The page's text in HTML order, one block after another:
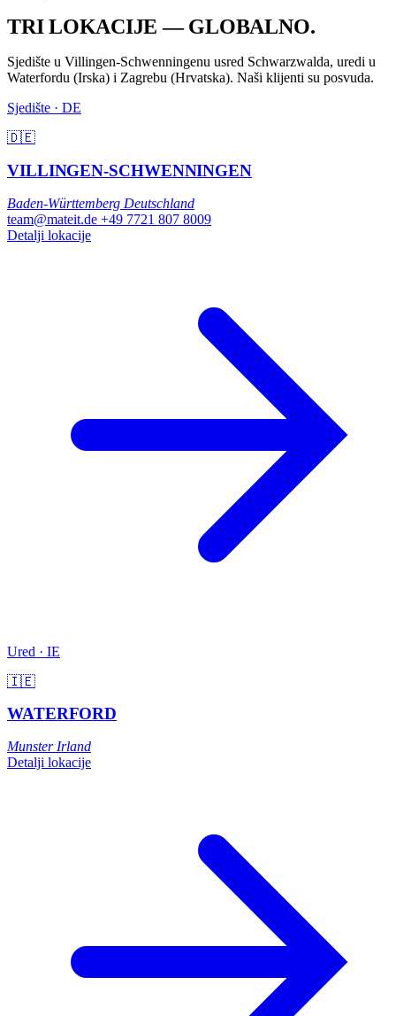
TRI LOKACIJE —GLOBALNO.
Sjedište u Villingen-Schwenningenu usred Schwarzwalda, uredi u
Waterfordu (Irska) i Zagrebu (Hrvatska). Naši klijenti su posvuda.
Sjedište · DE
🇩🇪
VILLINGEN-SCHWENNINGEN
Baden-Württemberg Deutschland
team@mateit.de +49 7721 807 8009
Detalji lokacije
Ured · IE
🇮🇪
WATERFORD
Munster Irland
Detalji lokacije